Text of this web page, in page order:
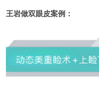
王岩做双眼皮案例：